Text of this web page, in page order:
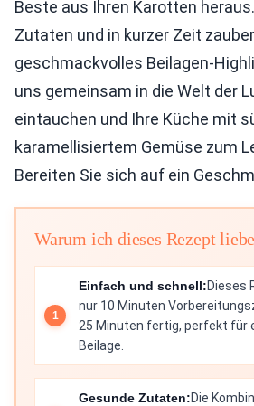
Beste aus Ihren Karotten
Zutaten und in kurzer Zeit
geschmackvolles Beilagen-
uns gemeinsam in die Welt der
eintauchen und Ihre Küche mit
karamellisiertem Gemüse zum
Bereiten Sie sich auf ein
Warum ich dieses Rezept liebe
Einfach und schnell:Dieses
nur 10 Minuten
25 Minuten fertig, perfekt für
Beilage.
Gesunde Zutaten:Die